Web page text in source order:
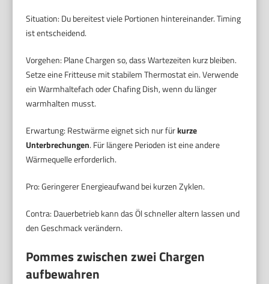
Situation: Du bereitest viele Portionen hintereinander. Timing
ist entscheidend.
Vorgehen: Plane Chargen so, dass Wartezeiten kurz bleiben.
Setze eine Fritteuse mit stabilem Thermostat ein. Verwende
ein Warmhaltefach oder Chafing Dish, wenn du länger
warmhalten musst.
Erwartung: Restwärme eignet sich nur fürkurze
Unterbrechungen. Für längere Perioden ist eine andere
Wärmequelle erforderlich.
Pro: Geringerer Energieaufwand bei kurzen Zyklen.
Contra: Dauerbetrieb kann das Öl schneller altern lassen und
den Geschmack verändern.
Pommes zwischen zwei Chargen
aufbewahren